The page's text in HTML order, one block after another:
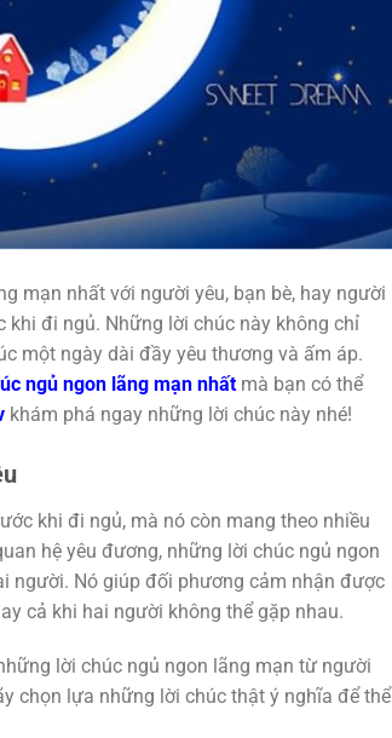
mạn nhất với người yêu, bạn bè, hay người
đi ngủ. Những lời chúc này không chỉ
một ngày dài đầy yêu thương và ấm áp.
ngủ ngon lãng mạn nhất mà bạn có thể
khám phá ngay những lời chúc này nhé!
khi đi ngủ, mà nó còn mang theo nhiều
hệ yêu đương, những lời chúc ngủ ngon
người. Nó giúp đối phương cảm nhận được
cả khi hai người không thể gặp nhau.
lời chúc ngủ ngon lãng mạn từ người
chọn lựa những lời chúc thật ý nghĩa để thể